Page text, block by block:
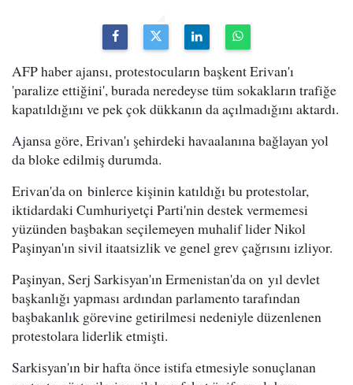
AFP haber ajansı, protestocuların başkent Erivan'ı
'paralize ettiğini', burada neredeyse tüm sokakların trafiğe
kapatıldığını ve pek çok dükkanın da açılmadığını aktardı.
Ajansa göre, Erivan'ı şehirdeki havaalanına bağlayan yol
da bloke edilmiş durumda.
Erivan'da on binlerce kişinin katıldığı bu protestolar,
iktidardaki Cumhuriyetçi Parti'nin destek vermemesi
yüzünden başbakan seçilemeyen muhalif lider Nikol
Paşinyan'ın sivil itaatsizlik ve genel grev çağrısını izliyor.
Paşinyan, Serj Sarkisyan'ın Ermenistan'da on yıl devlet
başkanlığı yapması ardından parlamento tarafından
başbakanlık görevine getirilmesi nedeniyle düzenlenen
protestolara liderlik etmişti.
Sarkisyan'ın bir hafta önce istifa etmesiyle sonuçlanan